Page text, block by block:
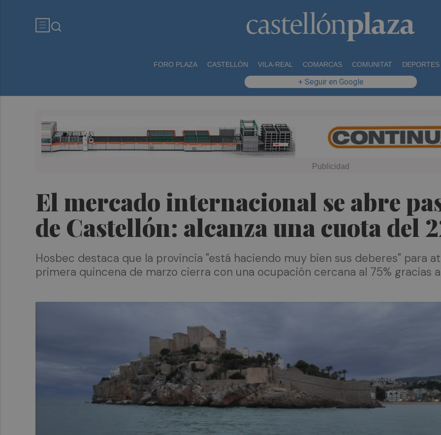
FORO PLAZA CASTELLÓN VILA-REAL COMARCAS COMUNITAT DEPORTES
+ Seguir en Google
El mercado internacional se abre
de Castellón: alcanza una cuota del
Hosbec destaca que la provincia "está haciendo muy bien sus deberes" para
primera quincena de marzo cierra con una ocupación cercana al 75% gracias